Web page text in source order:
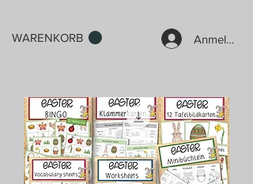
WARENKORB Anmelden